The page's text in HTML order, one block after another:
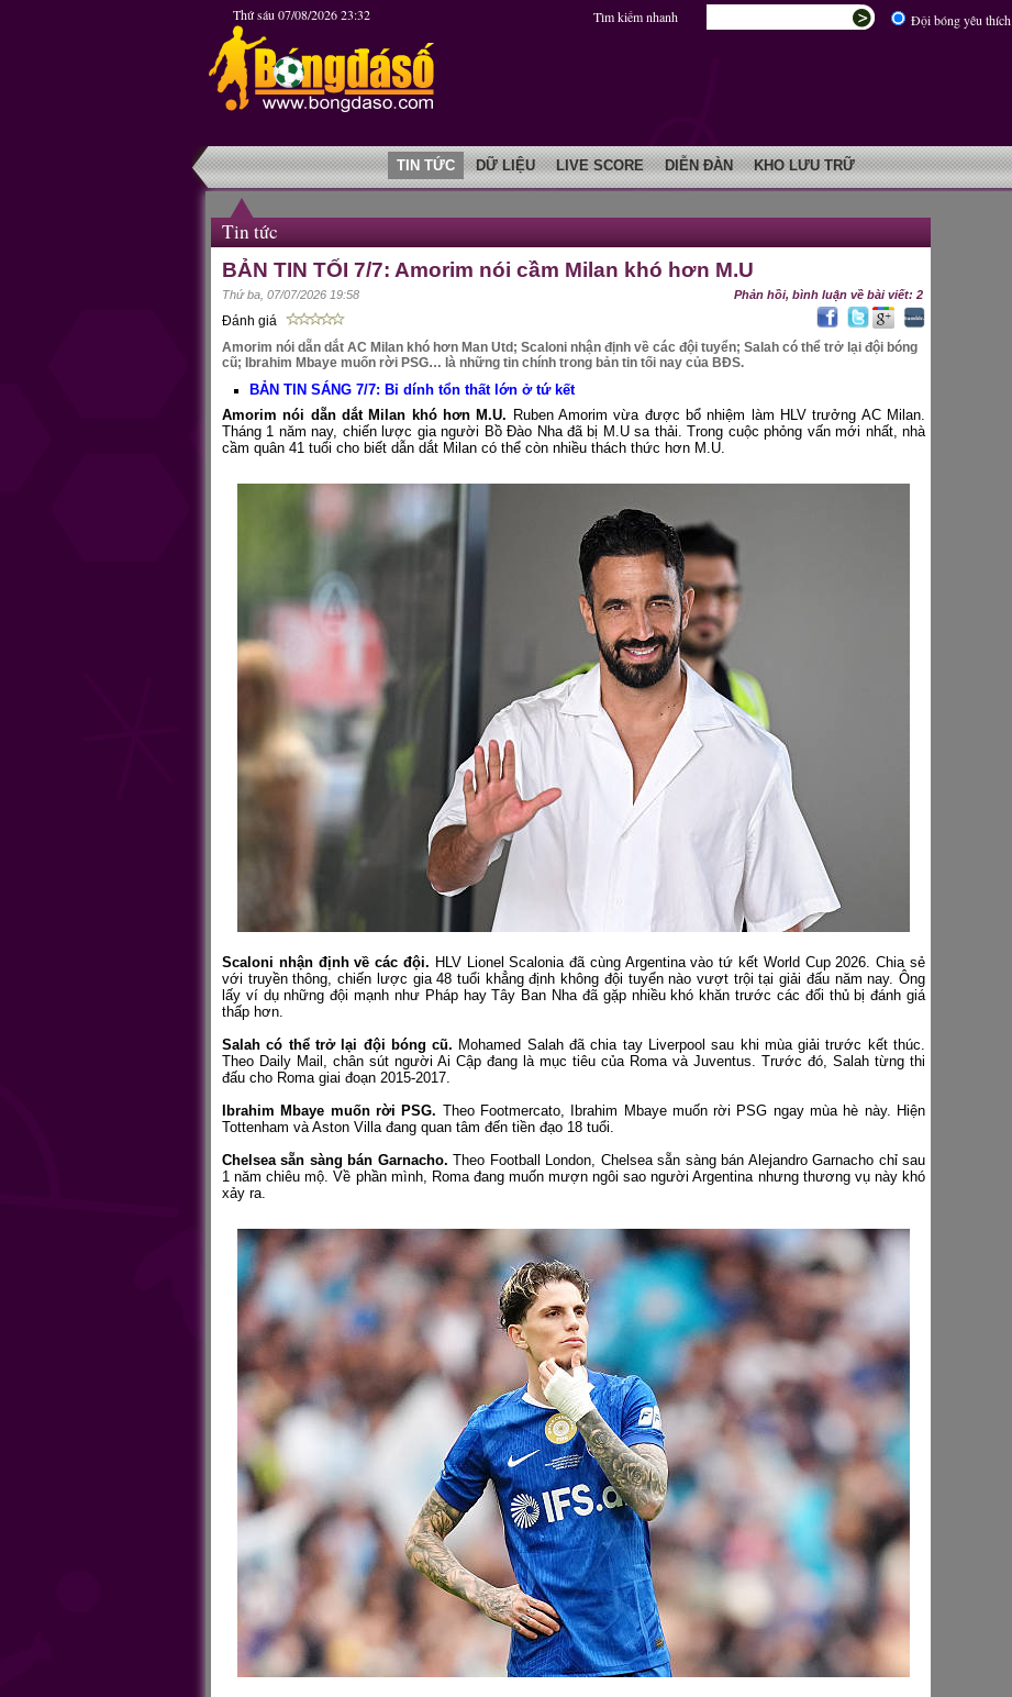
Thứ sáu 07/08/2026 23:32 Đội bóng yêu thích
Tìm kiếm nhanh
TIN TỨC DỮ LIỆU LIVE SCORE DIỄN ĐÀN KHO LƯU TRỮ
Tin tức
BẢN TIN TỐI 7/7: Amorim nói cầm Milan khó hơn M.U
Thứ ba, 07/07/2026 19:58 Phản hồi, bình luận về bài viết: 2
Đánh giá
Amorim nói dẵn dắt AC Milan khó hơn Man Utd; Scaloni nhận định về các đội tuyển; Salah có thể trở lại đội bóng
cũ; Ibrahim Mbaye muốn rời PSG… là những tin chính trong bản tin tối nay của BĐS.
BẢN TIN SÁNG 7/7: Bỉ dính tổn thất lớn ở tứ kết
Amorim nói dẵn dắt Milan khó hơn M.U. Ruben Amorim vừa được bổ nhiệm làm HLV trưởng AC Milan.
Tháng 1 năm nay, chiến lược gia người Bồ Đào Nha đã bị M.U sa thải. Trong cuộc phỏng vấn mới nhất, nhà
cầm quân 41 tuổi cho biết dẫn dắt Milan có thể còn nhiều thách thức hơn M.U.
Scaloni nhận định về các đội. HLV Lionel Scalonia đã cùng Argentina vào tứ kết World Cup 2026. Chia sẻ
với truyền thông, chiến lược gia 48 tuổi khẳng định không đội tuyển nào vượt trội tại giải đấu năm nay. Ông
lấy ví dụ những đội mạnh như Pháp hay Tây Ban Nha đã gặp nhiều khó khăn trước các đối thủ bị đánh giá
thấp hơn.
Salah có thể trở lại đội bóng cũ. Mohamed Salah đã chia tay Liverpool sau khi mùa giải trước kết thúc.
Theo Daily Mail, chân sút người Ai Cập đang là mục tiêu của Roma và Juventus. Trước đó, Salah từng thi
đấu cho Roma giai đoạn 2015-2017.
Ibrahim Mbaye muốn rời PSG. Theo Footmercato, Ibrahim Mbaye muốn rời PSG ngay mùa hè này. Hiện
Tottenham và Aston Villa đang quan tâm đến tiền đạo 18 tuổi.
Chelsea sẵn sàng bán Garnacho. Theo Football London, Chelsea sẵn sàng bán Alejandro Garnacho chỉ sau
1 năm chiêu mộ. Về phần mình, Roma đang muốn mượn ngôi sao người Argentina nhưng thương vụ này khó
xảy ra.